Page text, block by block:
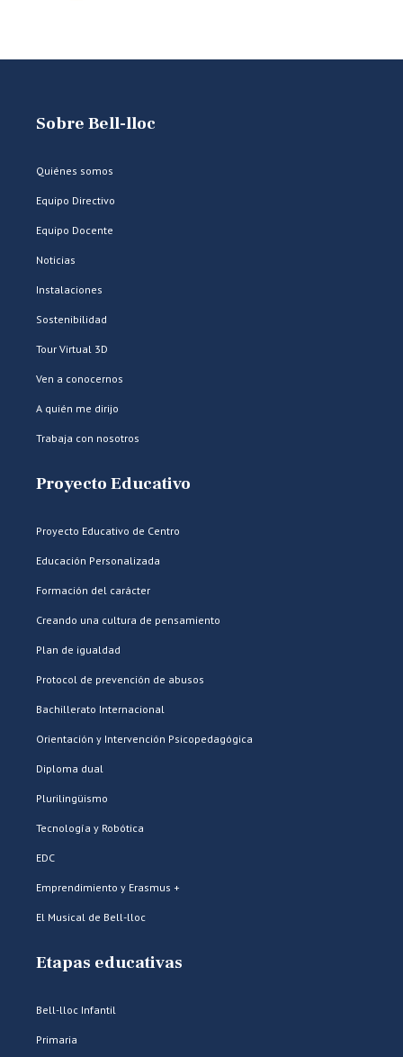
Sobre Bell-lloc
Quiénes somos
Equipo Directivo
Equipo Docente
Noticias
Instalaciones
Sostenibilidad
Tour Virtual 3D
Ven a conocernos
A quién me dirijo
Trabaja con nosotros
Proyecto Educativo
Proyecto Educativo de Centro
Educación Personalizada
Formación del carácter
Creando una cultura de pensamiento
Plan de igualdad
Protocol de prevención de abusos
Bachillerato Internacional
Orientación y Intervención Psicopedagógica
Diploma dual
Plurilingüismo
Tecnología y Robótica
EDC
Emprendimiento y Erasmus +
El Musical de Bell-lloc
Etapas educativas
Bell-lloc Infantil
Primaria